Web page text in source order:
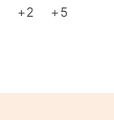
+2 +5